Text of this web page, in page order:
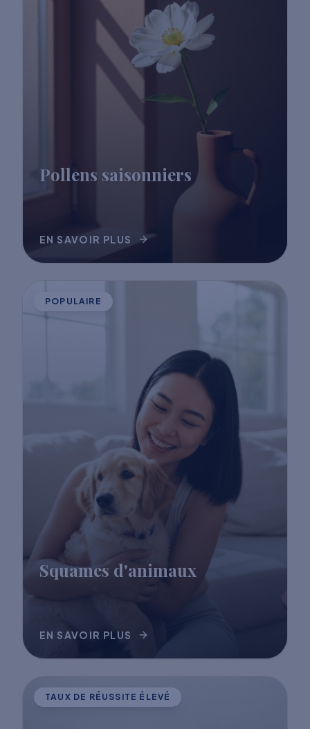
Pollens saisonniers
EN SAVOIR PLUS
POPULAIRE
Squames d'animaux
EN SAVOIR PLUS
TAUX DE RÉUSSITE ÉLEVÉ